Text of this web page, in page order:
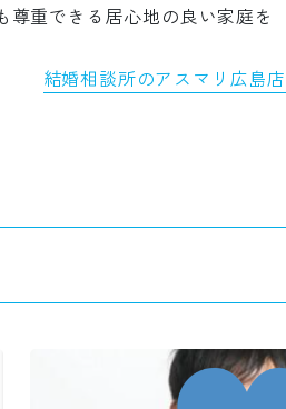
重できる居心地の良い家庭を
結婚相談所のアスマリ広島店